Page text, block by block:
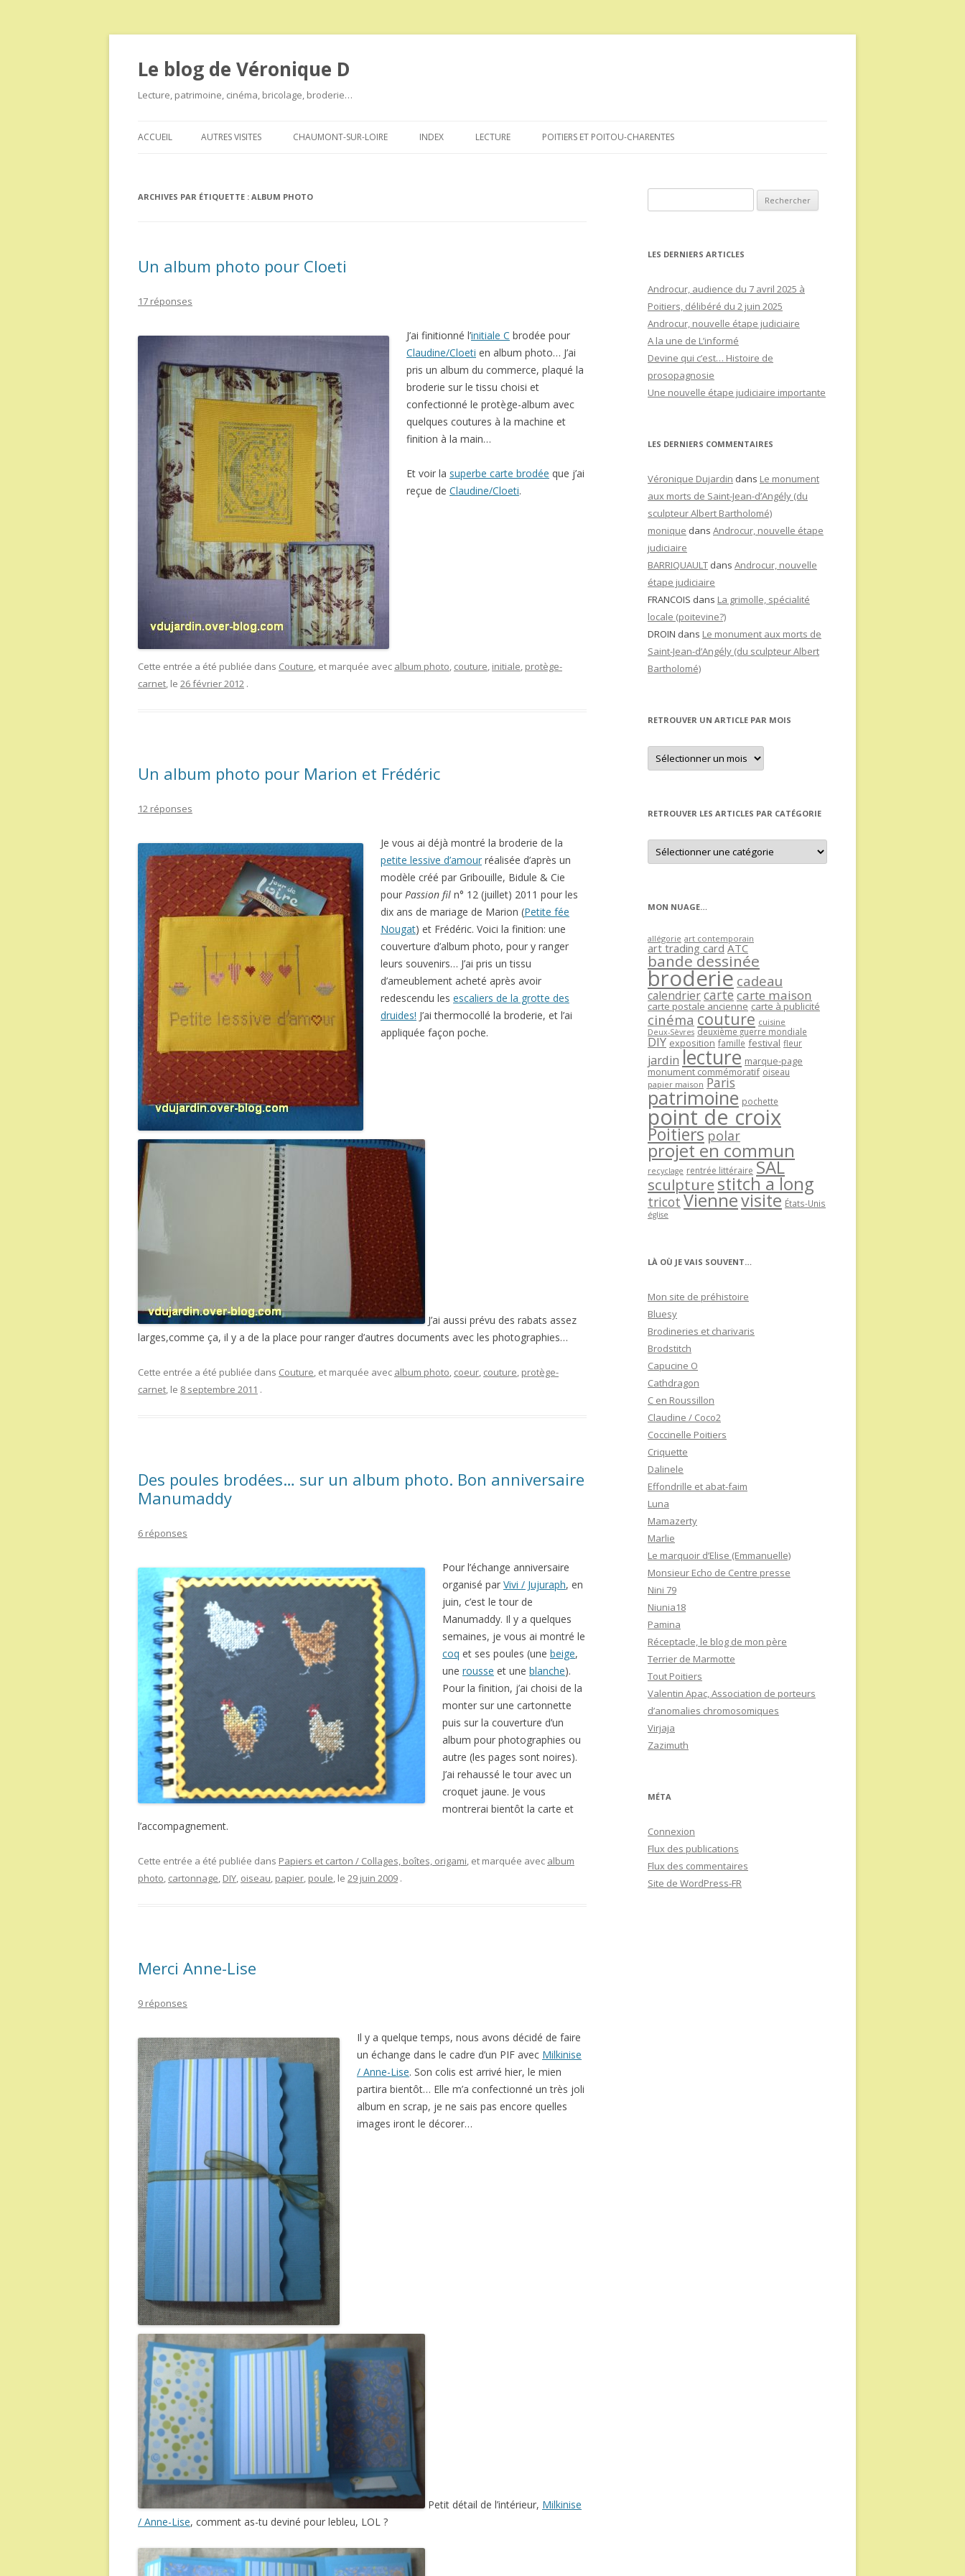
Le blog de Véronique D
Lecture, patrimoine, cinéma, bricolage, broderie…
au
ACCUEIL AUTRES VISITES CHAUMONT-SUR-LOIRE INDEX LECTURE POITIERS ET POITOU-CHARENTES
ARCHIVES PAR ÉTIQUETTE : ALBUM PHOTO
Un album photo pour Cloeti
17 réponses
J’ai finitionné l’initiale C brodée pour
Claudine/Cloeti en album photo… J’ai
pris un album du commerce, plaqué la
broderie sur le tissu choisi et
confectionné le protège-album avec
quelques coutures à la machine et
finition à la main…
Et voir la superbe carte brodée que j’ai
reçue de Claudine/Cloeti.
Cette entrée a été publiée dans Couture, et marquée avec album photo, couture, initiale, protège-
carnet, le 26 février 2012 .
Un album photo pour Marion et Frédéric
12 réponses
Je vous ai déjà montré la broderie de la
petite lessive d’amour réalisée d’après un
modèle créé par Gribouille, Bidule & Cie
pour Passion fil n° 12 (juillet) 2011 pour les
dix ans de mariage de Marion (Petite fée
Nougat) et Frédéric. Voici la finition: une
couverture d’album photo, pour y ranger
leurs souvenirs… J’ai pris un tissu
d’ameublement acheté après avoir
redescendu les escaliers de la grotte des
druides! J’ai thermocollé la broderie, et l’ai
appliquée façon poche.
J’ai aussi prévu des rabats assez
larges,comme ça, il y a de la place pour ranger d’autres documents avec les photographies…
Cette entrée a été publiée dans Couture, et marquée avec album photo, coeur, couture, protège-
carnet, le 8 septembre 2011 .
Des poules brodées… sur un album photo. Bon anniversaire
Manumaddy
6 réponses
Pour l’échange anniversaire
organisé par Vivi / Jujuraph, en
juin, c’est le tour de
Manumaddy. Il y a quelques
semaines, je vous ai montré le
coq et ses poules (une beige,
une rousse et une blanche).
Pour la finition, j’ai choisi de la
monter sur une cartonnette
puis sur la couverture d’un
album pour photographies ou
autre (les pages sont noires).
J’ai rehaussé le tour avec un
croquet jaune. Je vous
montrerai bientôt la carte et
l’accompagnement.
Cette entrée a été publiée dans Papiers et carton / Collages, boîtes, origami, et marquée avec album
photo, cartonnage, DIY, oiseau, papier, poule, le 29 juin 2009 .
Merci Anne-Lise
9 réponses
Il y a quelque temps, nous avons décidé de faire
un échange dans le cadre d’un PIF avec Milkinise
/ Anne-Lise. Son colis est arrivé hier, le mien
partira bientôt… Elle m’a confectionné un très joli
album en scrap, je ne sais pas encore quelles
images iront le décorer…
Petit détail de l’intérieur, Milkinise
/ Anne-Lise, comment as-tu deviné pour lebleu, LOL ?
LES DERNIERS ARTICLES
Androcur, audience du 7 avril 2025 à
Poitiers, délibéré du 2 juin 2025
Androcur, nouvelle étape judiciaire
A la une de L’informé
Devine qui c’est… Histoire de
prosopagnosie
Une nouvelle étape judiciaire importante
LES DERNIERS COMMENTAIRES
Véronique Dujardin dans Le monument
aux morts de Saint-Jean-d’Angély (du
sculpteur Albert Bartholomé)
monique dans Androcur, nouvelle étape
judiciaire
BARRIQUAULT dans Androcur, nouvelle
étape judiciaire
FRANCOIS dans La grimolle, spécialité
locale (poitevine?)
DROIN dans Le monument aux morts de
Saint-Jean-d’Angély (du sculpteur Albert
Bartholomé)
RETROUVER UN ARTICLE PAR MOIS
Retrouver
un
article
RETROUVER LES ARTICLES PAR CATÉGORIE
Retrouver
les
articles
MON NUAGE…
allégorie art contemporain
art trading card ATC
bande dessinée
broderie cadeau
calendriercartecarte maison
carte postale ancienne carte à publicité
cinéma couture cuisine
Deux-Sèvres deuxième guerre mondiale
DIY exposition famille festival fleur
jardin lecture marque-page
monument commémoratif oiseau
papier maison Paris
patrimoine pochette
point de croix
Poitiers polar
projet en commun
recyclage rentrée littéraire SAL
sculpture stitch a long
tricot Viennevisite États-Unis
église
LÀ OÙ JE VAIS SOUVENT…
Mon site de préhistoire
Bluesy
Brodineries et charivaris
Brodstitch
Capucine O
Cathdragon
C en Roussillon
Claudine / Coco2
Coccinelle Poitiers
Criquette
Dalinele
Effondrille et abat-faim
Luna
Mamazerty
Marlie
Le marquoir d’Elise (Emmanuelle)
Monsieur Echo de Centre presse
Nini 79
Niunia18
Pamina
Réceptacle, le blog de mon père
Terrier de Marmotte
Tout Poitiers
Valentin Apac, Association de porteurs
d’anomalies chromosomiques
Virjaja
Zazimuth
MÉTA
Connexion
Flux des publications
Flux des commentaires
Site de WordPress-FR